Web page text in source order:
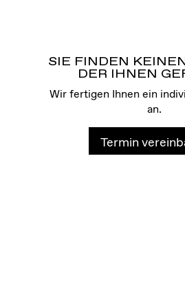
SIE FINDEN
DER IHNEN
Wir fertigen Ihnen ein
an.
Termin